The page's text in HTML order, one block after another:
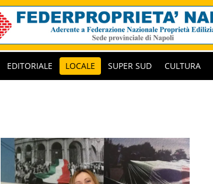
EDITORIALE LOCALE SUPER SUD CULTURA